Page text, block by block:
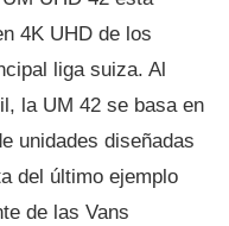
4K UHD de los
liga suiza. Al
la UM 42 se basa en
unidades diseñadas
del último ejemplo
de las Vans